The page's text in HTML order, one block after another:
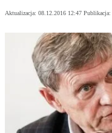
Aktualizacja: 08.12.2016 12:47 Publikacja: